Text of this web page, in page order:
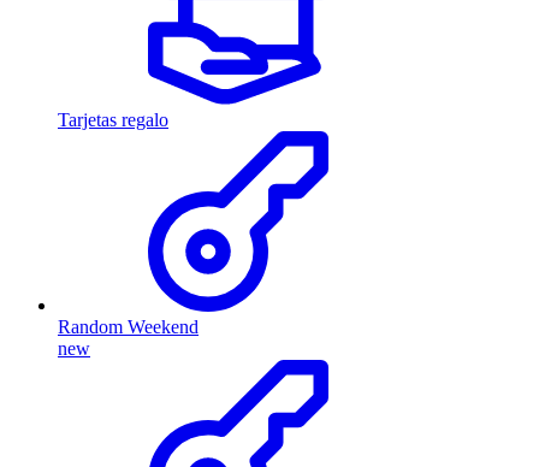
Tarjetas regalo
Random Weekend
new